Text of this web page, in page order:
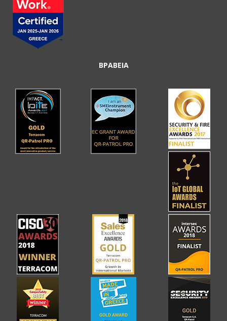
ΒΡΑΒΕΙΑ